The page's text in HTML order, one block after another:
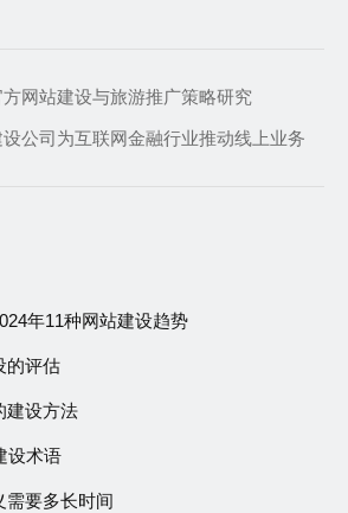
网站建设与旅游推广策略研究
设公司为互联网金融行业推动线上业务
年11种网站建设趋势
的评估
建设方法
设术语
需要多长时间